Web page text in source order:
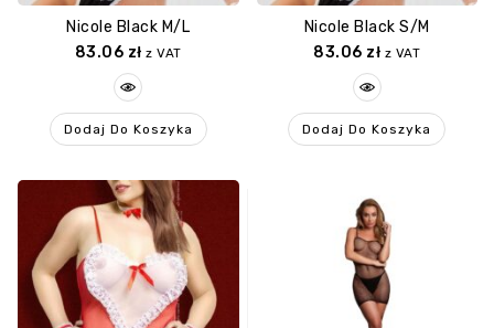
Nicole Black M/L
83.06 zł z VAT
Dodaj Do Koszyka
Nicole Black S/M
83.06 zł z VAT
Dodaj Do Koszyka